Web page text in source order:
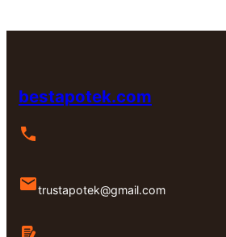
bestapotek.com
trustapotek@gmail.com